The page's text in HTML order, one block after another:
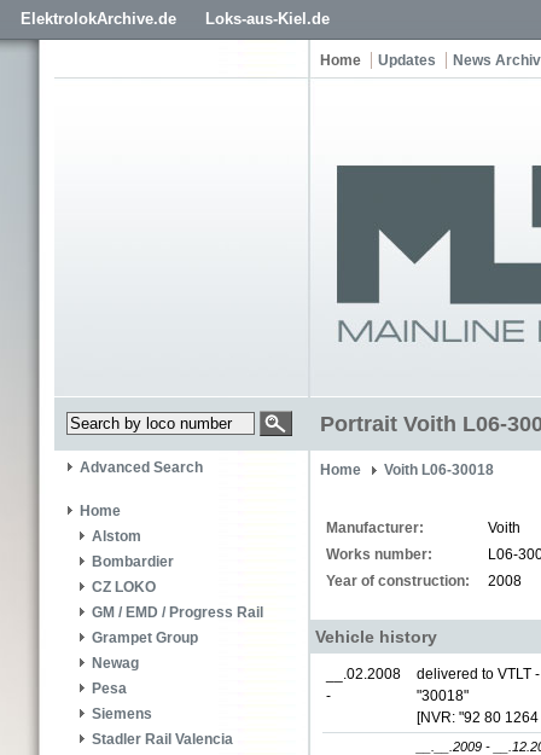
ElektrolokArchive.de Loks-aus-Kiel.de
Home Updates News
Portrait Voith L06-
Advanced Search
Home
Alstom
Bombardier
CZ LOKO
GM / EMD / Progress Rail
Grampet Group
Newag
Pesa
Siemens
Stadler Rail Valencia
Home Voith L06-30018
Manufacturer:
Voith
Works number:
L06-
Year of construction:
2008
Vehicle history
__.02.2008
-
delivered to VTLT
"30018"
[NVR: "92 80
__.__.2009 -